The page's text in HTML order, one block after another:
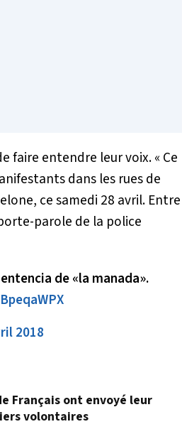
faire entendre leur voix.« Ce
dans les rues de
ce samedi 28 avril. Entre
parole de la police
de «la manada».
2018
Français ont envoyé leur
volontaires